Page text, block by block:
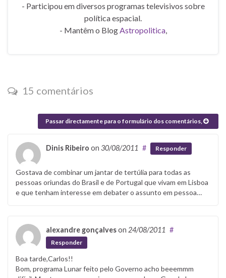
- Participou em diversos programas televisivos sobre
política espacial.
- Mantêm o BlogAstropolitica,
15 comentários
Passar directamente para o formulário dos comentários,
Dinis Ribeiro on 30/08/2011 # Responder
Gostava de combinar um jantar de tertúlia para todas as
pessoas oriundas do Brasil e de Portugal que vivam em Lisboa
e que tenham interesse em debater o assunto em pessoa…
alexandre gonçalveson 24/08/2011 #
Responder
Boa tarde,Carlos!!
Bom, programa Lunar feito pelo Governo acho beeemmm